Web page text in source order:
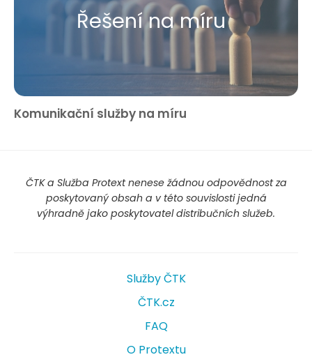
Řešení na míru
Komunikační služby na míru
ČTK a Služba Protext nenese žádnou odpovědnost za
poskytovaný obsah a v této souvislosti jedná
výhradně jako poskytovatel distribučních služeb.
Služby ČTK
ČTK.cz
FAQ
O Protextu